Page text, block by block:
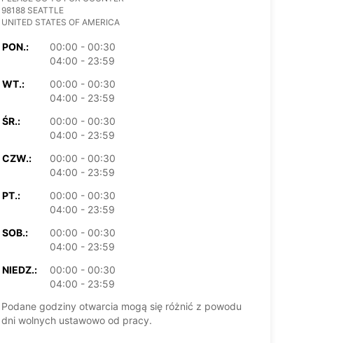
98188 SEATTLE
UNITED STATES OF AMERICA
PON.:
00:00 - 00:30
04:00 - 23:59
WT.:
00:00 - 00:30
04:00 - 23:59
ŚR.:
00:00 - 00:30
04:00 - 23:59
CZW.:
00:00 - 00:30
04:00 - 23:59
PT.:
00:00 - 00:30
04:00 - 23:59
SOB.:
00:00 - 00:30
04:00 - 23:59
NIEDZ.:
00:00 - 00:30
04:00 - 23:59
Podane godziny otwarcia mogą się różnić z powodu
dni wolnych ustawowo od pracy.